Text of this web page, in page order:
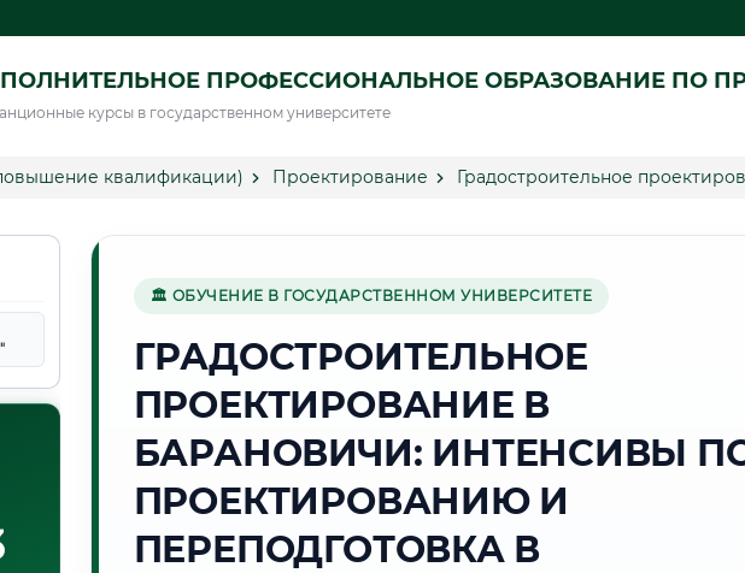
ПРОФЕССИОНАЛЬНОЕ ОБРАЗОВАНИЕ ПО
курсы в государственном университете
квалификации) Проектирование Градостроительное
🏛 ОБУЧЕНИЕ В ГОСУДАРСТВЕННОМ УНИВЕРСИТЕТЕ
ГРАДОСТРОИТЕЛЬНОЕ
ПРОЕКТИРОВАНИЕ В
БАРАНОВИЧИ: ИНТЕНСИВЫ
ПРОЕКТИРОВАНИЮ И
ПЕРЕПОДГОТОВКА В